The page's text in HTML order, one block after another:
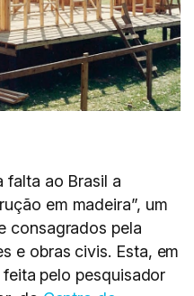
falta ao Brasil a
em madeira”, um
consagrados pela
e obras civis. Esta, em
pelo pesquisador